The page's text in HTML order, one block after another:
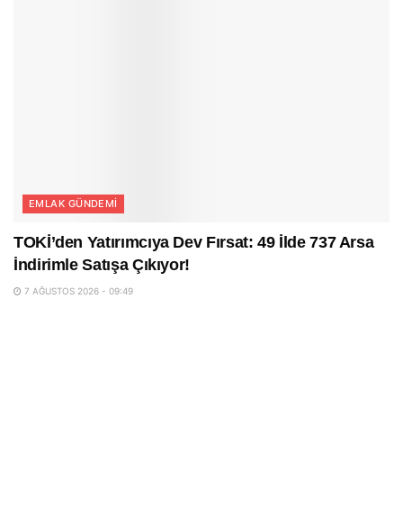
EMLAK GÜNDEMI
TOKİ’den Yatırımcıya Dev Fırsat: 49 İlde 737 Arsa
İndirimle Satışa Çıkıyor!
7 AĞUSTOS 2026 - 09:49